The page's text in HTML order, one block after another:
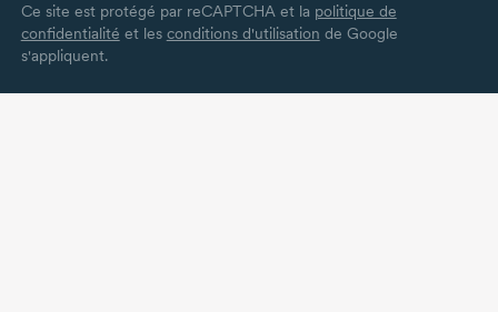
Ce site est protégé par reCAPTCHA et la politique de
confidentialité et les conditions d'utilisation de Google
s'appliquent.